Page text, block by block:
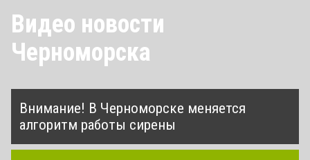
Видео новости
Черноморска
Внимание! В Черноморске меняется
алгоритм работы сирены